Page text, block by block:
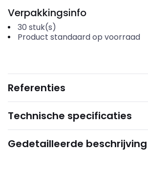
Verpakkingsinfo
30 stuk(s)
Product standaard op voorraad
Referenties
Technische specificaties
Gedetailleerde beschrijving